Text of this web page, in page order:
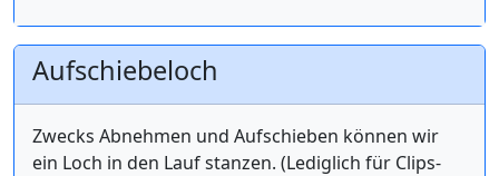
Aufschiebeloch
Zwecks Abnehmen und Aufschieben können wir
ein Loch in den Lauf stanzen. (Lediglich für Clips-